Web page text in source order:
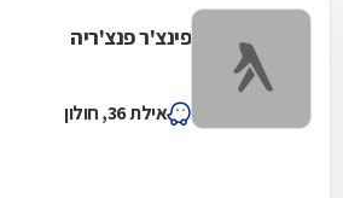
פינצ'ר פנצ'ריה
אילת 36, חולון